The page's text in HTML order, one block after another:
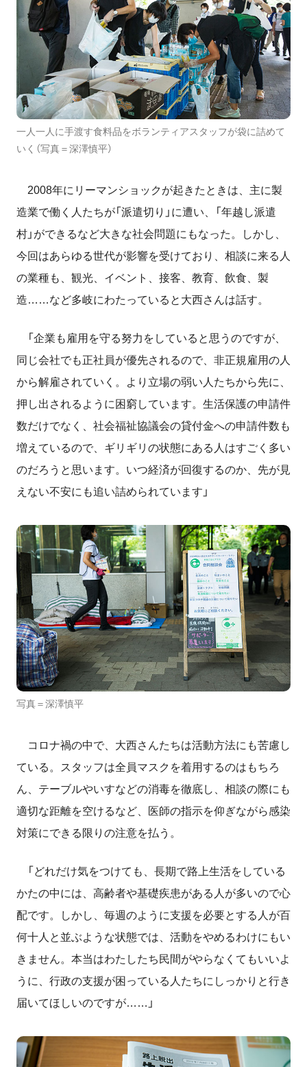
一人一人に手渡す食料品をボランティアスタッフが袋に詰めて
いく（写真＝深澤慎平）
2008年にリーマンショックが起きたときは、主に製
造業で働く人たちが「派遣切り」に遭い、「年越し派遣
村」ができるなど大きな社会問題にもなった。しかし、
今回はあらゆる世代が影響を受けており、相談に来る人
の業種も、観光、イベント、接客、教育、飲食、製
造……など多岐にわたっていると大西さんは話す。
「企業も雇用を守る努力をしていると思うのですが、
同じ会社でも正社員が優先されるので、非正規雇用の人
から解雇されていく。より立場の弱い人たちから先に、
押し出されるように困窮しています。生活保護の申請件
数だけでなく、社会福祉協議会の貸付金への申請件数も
増えているので、ギリギリの状態にある人はすごく多い
のだろうと思います。いつ経済が回復するのか、先が見
えない不安にも追い詰められています」
写真＝深澤慎平
コロナ禍の中で、大西さんたちは活動方法にも苦慮し
ている。スタッフは全員マスクを着用するのはもちろ
ん、テーブルやいすなどの消毒を徹底し、相談の際にも
適切な距離を空けるなど、医師の指示を仰ぎながら感染
対策にできる限りの注意を払う。
「どれだけ気をつけても、長期で路上生活をしている
かたの中には、高齢者や基礎疾患がある人が多いので心
配です。しかし、毎週のように支援を必要とする人が百
何十人と並ぶような状態では、活動をやめるわけにもい
きません。本当はわたしたち民間がやらなくてもいいよ
うに、行政の支援が困っている人たちにしっかりと行き
届いてほしいのですが……」